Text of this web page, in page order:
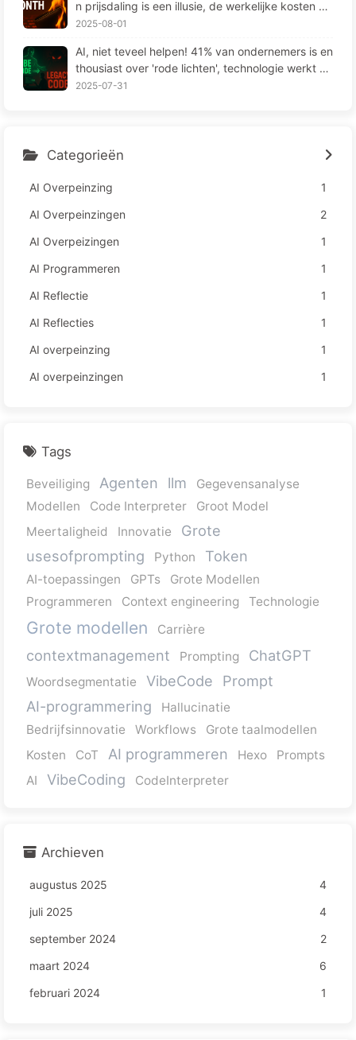
n prijsdaling is een illusie, de werkelijke kosten va
n AI zijn jouw hebzucht — Leer langzaam AI164
2025-08-01
AI, niet teveel helpen! 41% van ondernemers is en
thousiast over 'rode lichten', technologie werkt ni
et en medewerkers lijden meer – Leren over AI16
2025-07-31
Categorieën
AI Overpeinzing
1
AI Overpeinzingen
2
AI Overpeizingen
1
AI Programmeren
1
AI Reflectie
1
AI Reflecties
1
AI overpeinzing
1
AI overpeinzingen
1
Tags
Beveiliging Agenten llm
Gegevensanalyse
Modellen
Code Interpreter
Groot Model
Meertaligheid
Innovatie
Grote
usesofprompting
Python Token
AI-toepassingen GPTs
Grote Modellen
Programmeren
Context engineering Technologie
Grote modellen Carrière
contextmanagement Prompting ChatGPT
Woordsegmentatie VibeCode
Prompt
AI-programmering
Hallucinatie
Bedrijfsinnovatie
Workflows
Grote taalmodellen
Kosten
CoT AI programmeren Hexo
Prompts
AI
VibeCoding CodeInterpreter
Archieven
augustus 2025
4
juli 2025
4
september 2024
2
maart 2024
6
februari 2024
1